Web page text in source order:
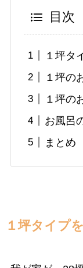
目次
１坪タ
１坪の
１坪の
お風呂
まとめ
１坪タイプ